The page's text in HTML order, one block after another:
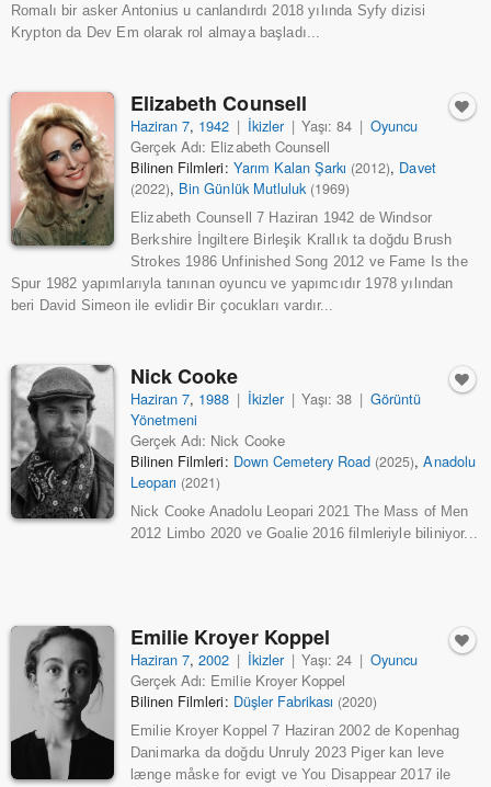
Romalı bir asker Antonius u canlandırdı 2018 yılında Syfy dizisi
Krypton da Dev Em olarak rol almaya başladı...
Elizabeth Counsell
Haziran 7, 1942 | İkizler | Yaşı: 84 | Oyuncu
Gerçek Adı: Elizabeth Counsell
Bilinen Filmleri: Yarım Kalan Şarkı (2012), Davet
(2022), Bin Günlük Mutluluk (1969)
Elizabeth Counsell 7 Haziran 1942 de Windsor
Berkshire İngiltere Birleşik Krallık ta doğdu Brush
Strokes 1986 Unfinished Song 2012 ve Fame Is the
Spur 1982 yapımlarıyla tanınan oyuncu ve yapımcıdır 1978 yılından
beri David Simeon ile evlidir Bir çocukları vardır...
Nick Cooke
Haziran 7, 1988 | İkizler | Yaşı: 38 | Görüntü
Yönetmeni
Gerçek Adı: Nick Cooke
Bilinen Filmleri: Down Cemetery Road (2025),Anadolu
Leoparı (2021)
Nick Cooke Anadolu Leopari 2021 The Mass of Men
2012 Limbo 2020 ve Goalie 2016 filmleriyle biliniyor...
Emilie Kroyer Koppel
Haziran 7,2002 | İkizler | Yaşı: 24 | Oyuncu
Gerçek Adı: Emilie Kroyer Koppel
Bilinen Filmleri: Düşler Fabrikası (2020)
Emilie Kroyer Koppel 7 Haziran 2002 de Kopenhag
Danimarka da doğdu Unruly 2023 Piger kan leve
længe måske for evigt ve You Disappear 2017 ile